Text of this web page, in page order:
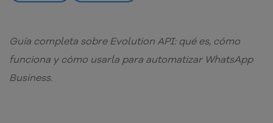
Guía completa sobre Evolution API: qué es, cómo
funciona y cómo usarla para automatizar WhatsApp
Business.